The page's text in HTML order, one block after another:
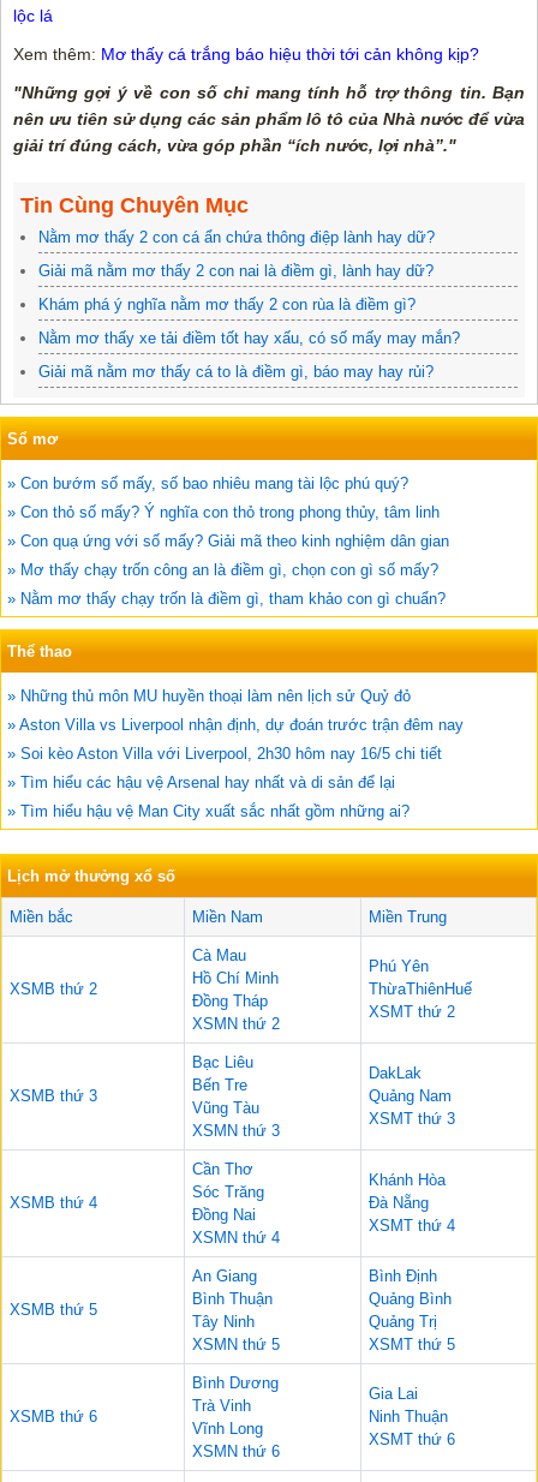
lộc lá
Xem thêm: Mơ thấy cá trắng báo hiệu thời tới cản không kịp?
"Những gợi ý về con số chỉ mang tính hỗ trợ thông tin. Bạn
nên ưu tiên sử dụng các sản phẩm lô tô của Nhà nước để vừa
giải trí đúng cách, vừa góp phần “ích nước, lợi nhà”."
Tin Cùng Chuyên Mục
Nằm mơ thấy 2 con cá ẩn chứa thông điệp lành hay dữ?
Giải mã nằm mơ thấy 2 con nai là điềm gì, lành hay dữ?
Khám phá ý nghĩa nằm mơ thấy 2 con rùa là điềm gì?
Nằm mơ thấy xe tải điềm tốt hay xấu, có số mấy may mắn?
Giải mã nằm mơ thấy cá to là điềm gì, báo may hay rủi?
Sổ mơ
» Con bướm số mấy, số bao nhiêu mang tài lộc phú quý?
» Con thỏ số mấy? Ý nghĩa con thỏ trong phong thủy, tâm linh
» Con quạ ứng với số mấy? Giải mã theo kinh nghiệm dân gian
» Mơ thấy chạy trốn công an là điềm gì, chọn con gì số mấy?
» Nằm mơ thấy chạy trốn là điềm gì, tham khảo con gì chuẩn?
Thể thao
» Những thủ môn MU huyền thoại làm nên lịch sử Quỷ đỏ
» Aston Villa vs Liverpool nhận định, dự đoán trước trận đêm nay
» Soi kèo Aston Villa với Liverpool, 2h30 hôm nay 16/5 chi tiết
» Tìm hiểu các hậu vệ Arsenal hay nhất và di sản để lại
» Tìm hiểu hậu vệ Man City xuất sắc nhất gồm những ai?
Lịch mở thưởng xổ số
Miền bắc Miền Nam Miền Trung
XSMB thứ 2
Cà Mau
Hồ Chí Minh
Đồng Tháp
XSMN thứ 2
Phú Yên
ThừaThiênHuế
XSMT thứ 2
XSMB thứ 3
Bạc Liêu
Bến Tre
Vũng Tàu
XSMN thứ 3
DakLak
Quảng Nam
XSMT thứ 3
XSMB thứ 4
Cần Thơ
Sóc Trăng
Đồng Nai
XSMN thứ 4
Khánh Hòa
Đà Nẵng
XSMT thứ 4
XSMB thứ 5
An Giang
Bình Thuận
Tây Ninh
XSMN thứ 5
Bình Định
Quảng Bình
Quảng Trị
XSMT thứ 5
XSMB thứ 6
Bình Dương
Trà Vinh
Vĩnh Long
XSMN thứ 6
Gia Lai
Ninh Thuận
XSMT thứ 6